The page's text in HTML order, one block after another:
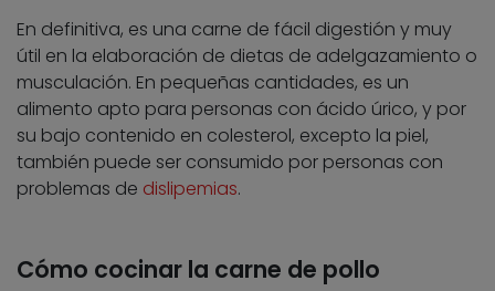
En definitiva, es una carne de fácil digestión y muy
útil en la elaboración de dietas de adelgazamiento o
musculación. En pequeñas cantidades, es un
alimento apto para personas con ácido úrico, y por
su bajo contenido en colesterol, excepto la piel,
también puede ser consumido por personas con
problemas de dislipemias.
Cómo cocinar la carne de pollo